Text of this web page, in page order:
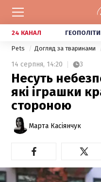
24 КАНАЛ
Pets Догляд за тваринами
14 серпня, 14:20 3
Несуть
які іграшки
стороною
Марта Касіянчук